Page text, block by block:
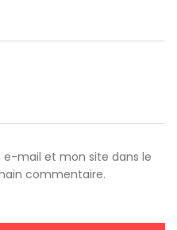
mail et mon site dans le
commentaire.